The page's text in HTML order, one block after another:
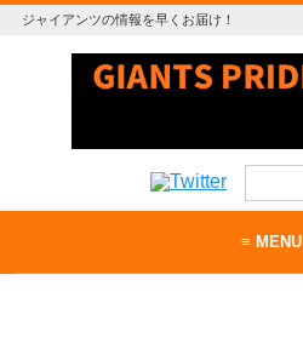
ジャイアンツの情報を早くお届け！
≡ MENU